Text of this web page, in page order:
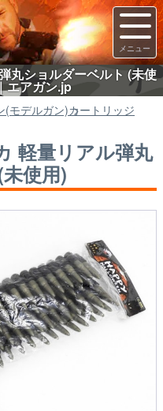
丸ショルダーベルト (未使
エアガン.jp
(モデルガン)カートリッジ
軽量リアル弾丸
使用)